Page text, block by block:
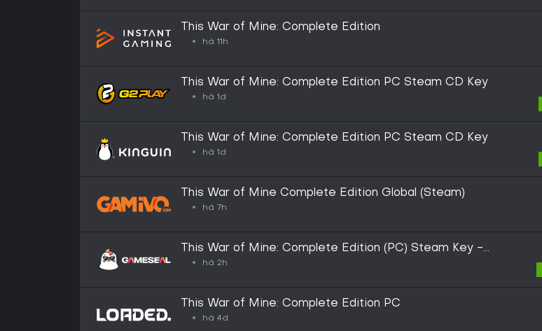
This War of Mine: Complete Edition
há 11h
This War of Mine: Complete Edition PC Steam CD Key
há 1d
This War of Mine: Complete Edition PC Steam CD Key
há 1d
This War of Mine Complete Edition Global (Steam)
há 7h
This War of Mine: Complete Edition (PC) Steam Key -
GLOBAL
há 2h
This War of Mine: Complete Edition PC
há 4d